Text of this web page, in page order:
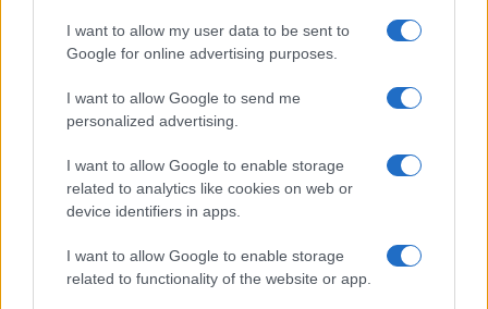
I want to allow my user data to be sent to
Google for online advertising purposes.
I want to allow Google to send me
personalized advertising.
I want to allow Google to enable storage
related to analytics like cookies on web or
device identifiers in apps.
I want to allow Google to enable storage
related to functionality of the website or app.
Olbia, divieto di sosta contro spaccio e degrado:
esplode la protesta
Pausa caffè impeccabile: come scegliere la
soluzione ideale per la casa e l’ufficio
Monte Pino, la fine di un lungo dolore: storia e
rinascita della strada che segnò la Gallura
Raid nelle campagne di Berchidda, rischio per